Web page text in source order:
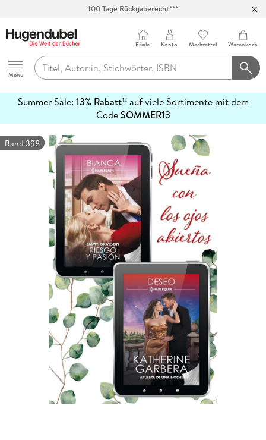
100 Tage Rückgaberecht***
Hugendubel
Menu
Filiale Konto Merkzettel Warenkorb
Summer Sale: 13% Rabatt12auf viele Sortimente mit dem
CodeSOMMER13
erfahren
Band 398